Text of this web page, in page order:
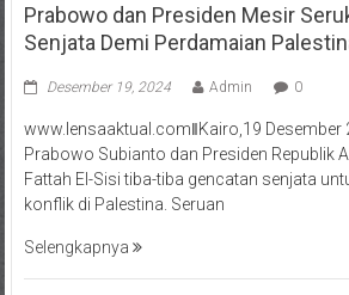
Prabowo dan Presiden Mesir
Senjata Demi Perdamaian
Desember 19, 2024 Admin 0
www.lensaaktual.comǁKairo,19 Desember
Prabowo Subianto dan Presiden Republik
Fattah El-Sisi tiba-tiba gencatan senjata
konflik di Palestina. Seruan
Selengkapnya